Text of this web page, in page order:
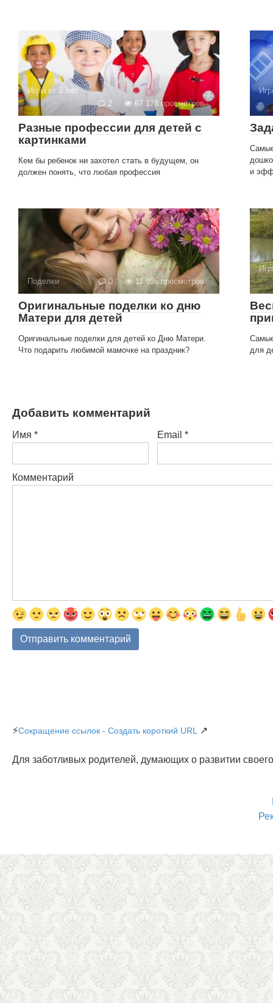
Игры от 2 лет
2
67 178 просмотров
Разные профессии для детей с
картинками
Кем бы ребенок ни захотел стать в будущем, он
должен понять, что любая профессия
и
Поделки 0 11 996 просмотров
Оригинальные поделки ко дню
Матери для детей
Оригинальные поделки для детей ко Дню Матери.
Что подарить любимой мамочке на праздник?
для
Добавить комментарий
Имя * Email *
Комментарий
⚡Сокращение ссылок - Создать короткий URL ↗
Для заботливых родителей, думающих о развитии